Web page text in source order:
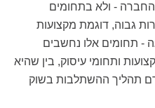
החברה - ולא בתחומים
גבוה, דוגמת מקצועות
- תחומים אלו נחשבים
ותחומי עיסוק, בין שהיא
תהליך ההשתלבות בשוק